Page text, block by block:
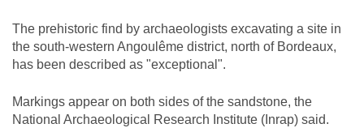
The prehistoric find by archaeologists excavating a site in
the south-western Angoulême district, north of Bordeaux,
has been described as "exceptional".
Markings appear on both sides of the sandstone, the
National Archaeological Research Institute (Inrap) said.